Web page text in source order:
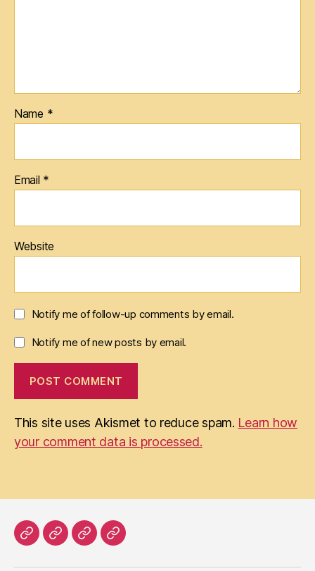
Name *
Email *
Website
Notify me of follow-up comments by email.
Notify me of new posts by email.
This site uses Akismet to reduce spam. Learn how
your comment data is processed.
HomeLiteratur
ProsaImpressum